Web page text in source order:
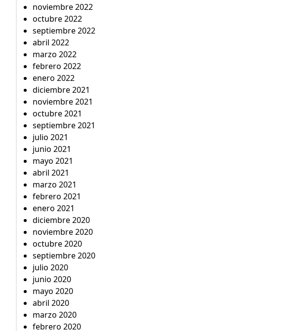
noviembre 2022
octubre 2022
septiembre 2022
abril 2022
marzo 2022
febrero 2022
enero 2022
diciembre 2021
noviembre 2021
octubre 2021
septiembre 2021
julio 2021
junio 2021
mayo 2021
abril 2021
marzo 2021
febrero 2021
enero 2021
diciembre 2020
noviembre 2020
octubre 2020
septiembre 2020
julio 2020
junio 2020
mayo 2020
abril 2020
marzo 2020
febrero 2020